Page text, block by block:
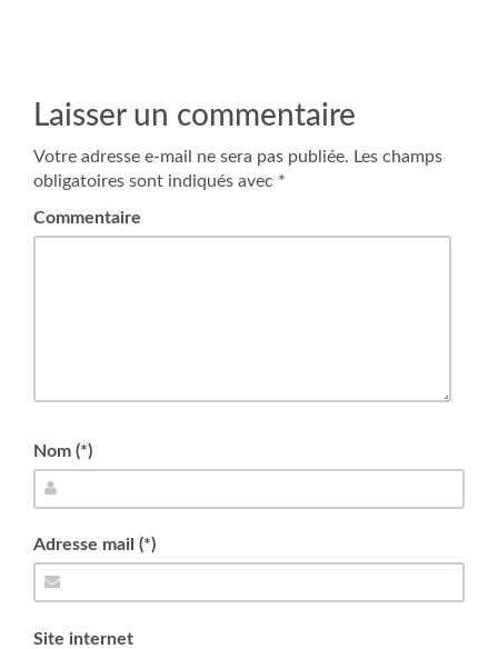
Laisser un commentaire
Votre adresse e-mail ne sera pas publiée. Les champs
obligatoires sont indiqués avec *
Commentaire
Nom (*)
Adresse mail (*)
Site internet